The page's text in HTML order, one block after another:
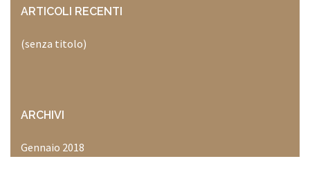
ARTICOLI RECENTI
(senza titolo)
ARCHIVI
Gennaio 2018